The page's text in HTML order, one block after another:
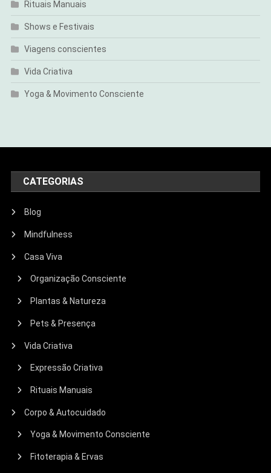
Rituais Manuais
Shows e Festivais
Viagens conscientes
Vida Criativa
Yoga & Movimento Consciente
CATEGORIAS
Blog
Mindfulness
Casa Viva
Organização Consciente
Plantas & Natureza
Pets & Presença
Vida Criativa
Expressão Criativa
Rituais Manuais
Corpo & Autocuidado
Yoga & Movimento Consciente
Fitoterapia & Ervas